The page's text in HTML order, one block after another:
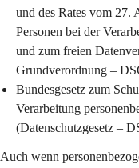
und des Rates vom 27.
Personen bei der
und zum freien
Grundverordnung –
Bundesgesetz zum
Verarbeitung
(Datenschutzgesetz –
Auch wenn